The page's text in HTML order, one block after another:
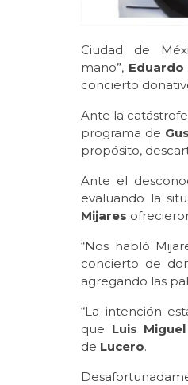
Ciudad de
mano”, Eduardo
concierto
Ante la
programa de
propósito,
Ante el
evaluando la
Mijares
“Nos habló
concierto de
agregando las
“La intención
que Luis Miguel
de Lucero.